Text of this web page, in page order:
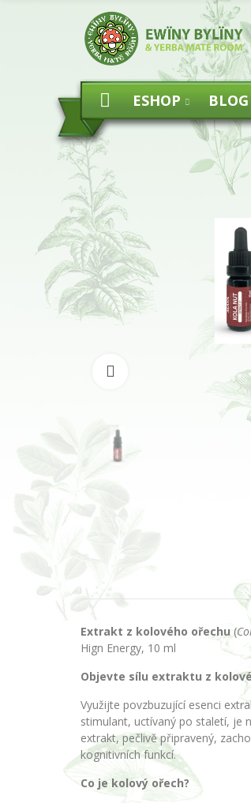
ESHOP BLOG
Extrakt z kolového ořechu (
Hign Energy, 10 ml
Objevte sílu extraktu z
Využijte povzbuzující esenci
stimulant, uctívaný po staletí, je
extrakt, pečlivě připravený,
kognitivních funkcí.
Co je kolový ořech?